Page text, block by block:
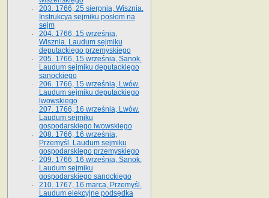
203. 1766, 25 sierpnia, Wisznia.
Instrukcya sejmiku posłom na
sejm
204. 1766, 15 września,
Wisznia. Laudum sejmiku
deputackiego przemyskiego
205. 1766, 15 września, Sanok.
Laudum sejmiku deputackiego
sanockiego
206. 1766, 15 września, Lwów.
Laudum sejmiku deputackiego
lwowskiego
207. 1766, 16 września, Lwów.
Laudum sejmiku
gospodarskiego lwowskiego
208. 1766, 16 września,
Przemyśl. Laudum sejmiku
gospodarskiego przemyskiego
209. 1766, 16 września, Sanok.
Laudum sejmiku
gospodarskiego sanockiego
210. 1767, 16 marca, Przemyśl.
Laudum elekcyjne podsędka